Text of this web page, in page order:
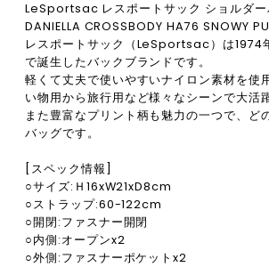
LeSportsac レスポートサック ショルダ
DANIELLA CROSSBODY HA76 SNOWY
レスポートサック（LeSportsac）は1974
で誕生したバックブランドです。
軽くて丈夫で使いやすいナイロン素材を使
い物用から旅行用など様々なシーンで大活
また豊富なプリント柄も魅力の一つで、ど
バッグです。
[スペック情報]
○サイズ:Ｈ16xW21xD8cm
○ストラップ:60-122cm
○開閉:ファスナー開閉
○内側:オープンx2
○外側:ファスナーポケットx2